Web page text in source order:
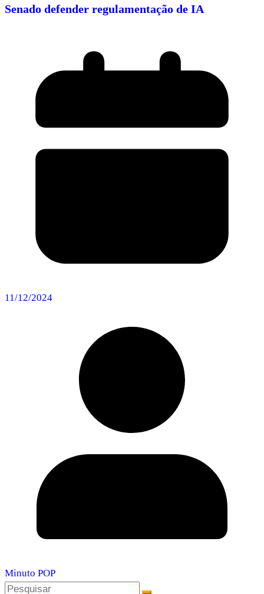
Senado defender regulamentação de IA
11/12/2024
Minuto POP